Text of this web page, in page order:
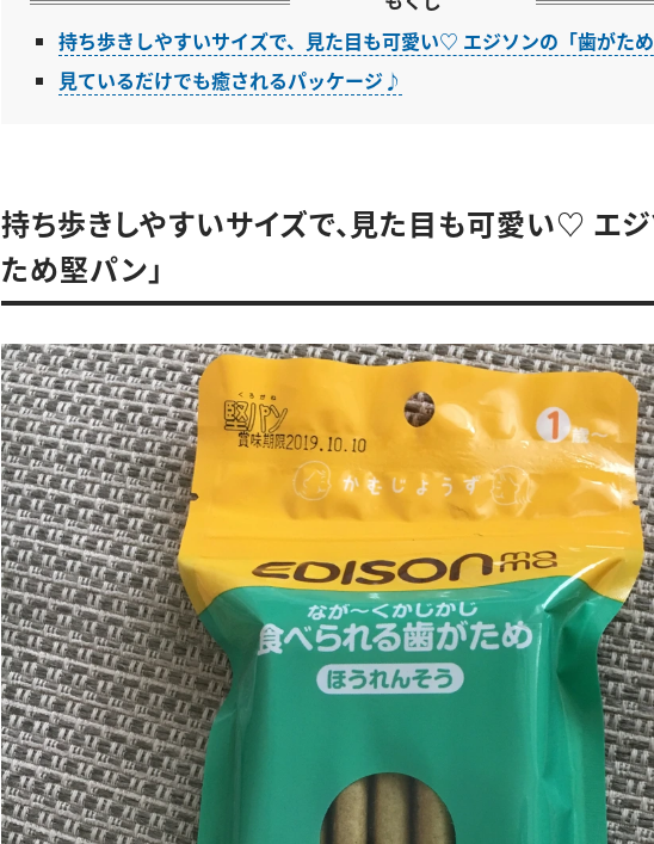
持ち歩きしやすいサイズで、見た目も可愛い♡ エジソンの「歯がため
見ているだけでも癒されるパッケージ♪
持ち歩きしやすいサイズで、見た目も可愛い♡ エジ
ため堅パン」